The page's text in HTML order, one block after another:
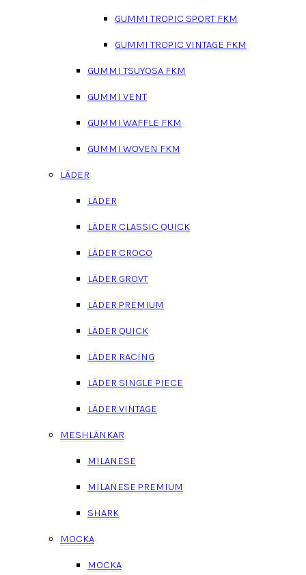
GUMMI TROPIC SPORT FKM
GUMMI TROPIC VINTAGE FKM
GUMMI TSUYOSA FKM
GUMMI VENT
GUMMI WAFFLE FKM
GUMMI WOVEN FKM
LÄDER
LÄDER
LÄDER CLASSIC QUICK
LÄDER CROCO
LÄDER GROVT
LÄDER PREMIUM
LÄDER QUICK
LÄDER RACING
LÄDER SINGLE PIECE
LÄDER VINTAGE
MESHLÄNKAR
MILANESE
MILANESE PREMIUM
SHARK
MOCKA
MOCKA